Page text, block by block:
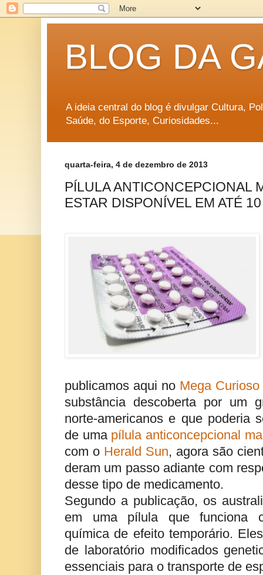
BLOG DA
A ideia central do blog é divulgar Cultura,
Saúde, do Esporte, Curiosidades...
quarta-feira, 4 de dezembro de 2013
PÍLULA ANTICONCEPCIONAL
ESTAR DISPONÍVEL EM ATÉ
publicamos aqui no Mega Curioso
substância descoberta por um
norte-americanos e que poderia
de uma pílula anticoncepcional
com o Herald Sun, agora são
deram um passo adiante com
desse tipo de medicamento.
Segundo a publicação, os
em uma pílula que funciona
química de efeito temporário.
de laboratório modificados
essenciais para o transporte de